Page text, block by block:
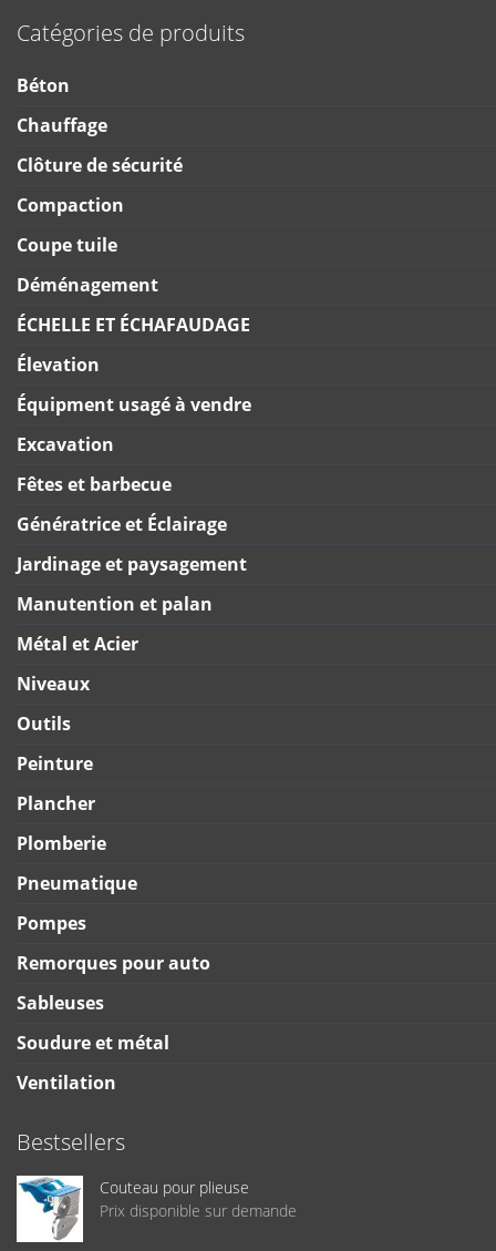
Catégories de produits
Béton
Chauffage
Clôture de sécurité
Compaction
Coupe tuile
Déménagement
ÉCHELLE ET ÉCHAFAUDAGE
Élevation
Équipment usagé à vendre
Excavation
Fêtes et barbecue
Génératrice et Éclairage
Jardinage et paysagement
Manutention et palan
Métal et Acier
Niveaux
Outils
Peinture
Plancher
Plomberie
Pneumatique
Pompes
Remorques pour auto
Sableuses
Soudure et métal
Ventilation
Bestsellers
Couteau pour plieuse
Prix disponible sur demande